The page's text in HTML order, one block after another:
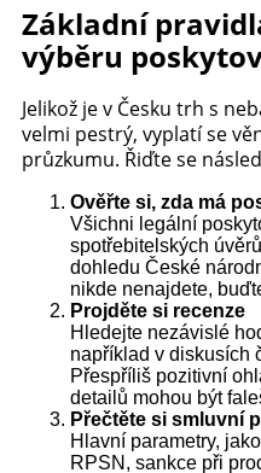
Základní
výběru
Jelikož je v Česku trh s
velmi pestrý, vyplatí se
průzkumu. Řiďte se
Ověřte si, zda má
Všichni legální
spotřebitelských
dohledu České
nikde nenajdete,
Projděte si recenze
Hledejte nezávislé
například v diskusích
Přespříliš pozitivní
detailů mohou být
Přečtěte si smluvní
Hlavní parametry,
RPSN, sankce při